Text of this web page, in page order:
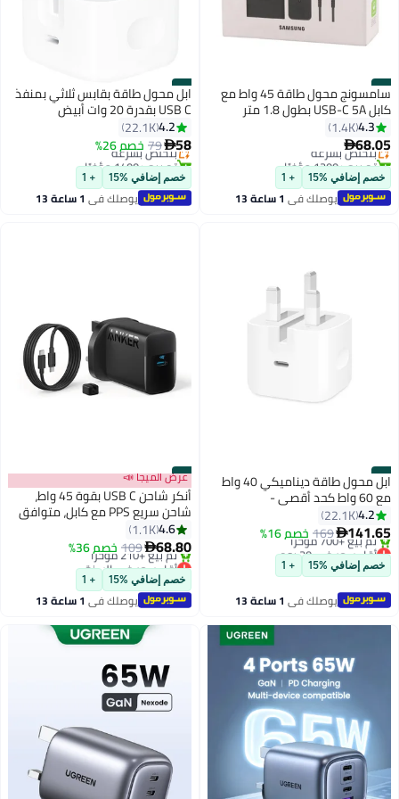
#1 سامسونج محول طاقة 45 واط مع
كابل USB-C 5A بطول 1.8 متر
للشحن السريع الفائق للأجهزة
المتوافقة
4.3
1.4K
68.05
بتخلّص بسرعة
تم بيع +1200 مؤخرًا
بتخلّص بسرعة
خصم إضافي %15 + 1
يوصلك في 1 ساعة 13
#2 ابل محول طاقة بقابس ثلاثي بمنفذ
USB C بقدرة 20 وات أبيض
4.2
22.1K
58
79 خصم 26%
بتخلّص بسرعة
تم بيع +1400 مؤخرًا
بتخلّص بسرعة
خصم إضافي %15 + 1
يوصلك في 1 ساعة 13
#3 ابل محول طاقة ديناميكي 40 واط
مع 60 واط كحد أقصى -
4.2
22.1K
141.65
169 خصم 16%
أقل سعر في 30 يوم
بتخلّص بسرعة
تم بيع +700 مؤخرًا
أقل سعر في 30 يوم
خصم إضافي %15 + 1
يوصلك في 1 ساعة 13
#4
عرض الميجا 📣
أنكر شاحن USB C بقوة 45 واط،
شاحن سريع PPS مع كابل، متوافق
مع اللابتوب، شحن فائق السرعة 2.0
لهواتف سامسونج جالاكسي
إلى C بطول 5 أقدام متضمن)
4.6
1.1K
68.80
109 خصم 36%
أقل سعر في السنة
بتخلّص بسرعة
تم بيع +210 مؤخرًا
أقل سعر في السنة
خصم إضافي %15 + 1
يوصلك في 1 ساعة 13